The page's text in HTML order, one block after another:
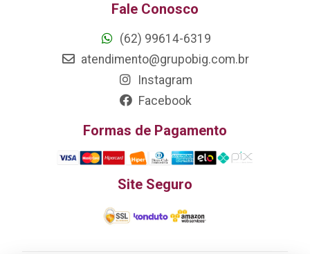
Fale Conosco
(62) 99614-6319
atendimento@grupobig.com.br
Instagram
Facebook
Formas de Pagamento
Site Seguro